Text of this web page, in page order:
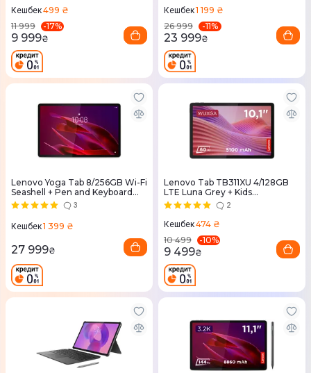
Кешбек499 ₴
11 999
-17%
9 999₴
Кешбек1 199 ₴
26 999
-11%
23 999₴
Lenovo Yoga Tab 8/256GB Wi-Fi
Seashell + Pen and Keyboard
(ZAG60147UA) 3
Кешбек1 399 ₴
27 999₴
Lenovo Tab TB311XU 4/128GB
LTE Luna Grey + Kids
Bumper&Pen (ZAEJ0129UA)
2
Кешбек474 ₴
10 499
-10%
9 499₴